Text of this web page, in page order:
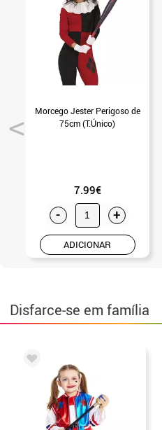
Morcego Jester Perigoso de
75cm (T.Único)
7.99€
- +
ADICIONAR
Disfarce-se em família